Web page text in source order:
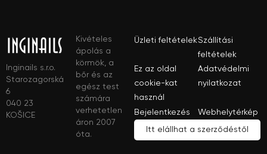
Inginails s.r.o.
Starozagorská
6
040 23
KOŠICE
Kivételes
ápolás a
körmök, a
bőr és az
egész test
számára
verhetetlen
áron 2007
óta.
Üzleti feltételekSzállítási
feltételek
Ez az oldal
cookie-kat
használ
Adatvédelmi
nyilatkozat
Bejelentkezés Webhelytérkép
Itt elállhat a szerződéstől